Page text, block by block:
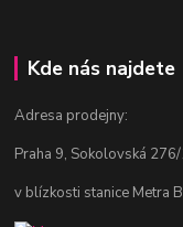
Kde nás najdete
Adresa prodejny:
Praha 9, Sokolovská
v blízkosti stanice Metra